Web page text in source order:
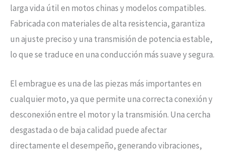
larga vida útil en motos chinas y modelos compatibles.
Fabricada con materiales de alta resistencia, garantiza
un ajuste preciso y una transmisión de potencia estable,
lo que se traduce en una conducción más suave y segura.
El embrague es una de las piezas más importantes en
cualquier moto, ya que permite una correcta conexión y
desconexión entre el motor y la transmisión. Una cercha
desgastada o de baja calidad puede afectar
directamente el desempeño, generando vibraciones,